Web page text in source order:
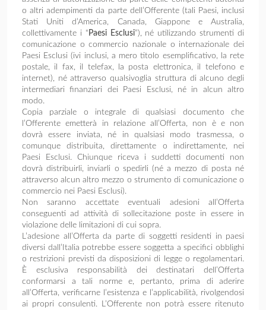
o altri adempimenti da parte dell’Offerente (tali Paesi, inclusi
Stati Uniti d’America, Canada, Giappone e Australia,
collettivamente i “ Paesi Esclusi”), né utilizzando strumenti di
comunicazione o commercio nazionale o internazionale dei
Paesi Esclusi (ivi inclusi, a mero titolo esemplificativo, la rete
postale, il fax, il telefax, la posta elettronica, il telefono e
internet), né attraverso qualsivoglia struttura di alcuno degli
intermediari finanziari dei Paesi Esclusi, né in alcun altro
modo.
Copia parziale o integrale di qualsiasi documento che
l’Offerente emetterà in relazione all’Offerta, non è e non
dovrà essere inviata, né in qualsiasi modo trasmessa, o
comunque distribuita, direttamente o indirettamente, nei
Paesi Esclusi. Chiunque riceva i suddetti documenti non
dovrà distribuirli, inviarli o spedirli (né a mezzo di posta né
attraverso alcun altro mezzo o strumento di comunicazione o
commercio nei Paesi Esclusi).
Non saranno accettate eventuali adesioni all’Offerta
conseguenti ad attività di sollecitazione poste in essere in
violazione delle limitazioni di cui sopra.
L’adesione all’Offerta da parte di soggetti residenti in paesi
diversi dall’Italia potrebbe essere soggetta a specifici obblighi
o restrizioni previsti da disposizioni di legge o regolamentari.
È esclusiva responsabilità dei destinatari dell’Offerta
conformarsi a tali norme e, pertanto, prima di aderire
all’Offerta, verificarne l’esistenza e l’applicabilità, rivolgendosi
ai propri consulenti. L’Offerente non potrà essere ritenuto